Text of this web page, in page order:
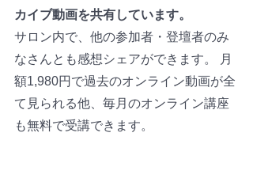
カイブ動画を共有しています。
サロン内で、他の参加者・登壇者のみ
なさんとも感想シェアができます。 月
額1,980円で過去のオンライン動画が全
て見られる他、毎月のオンライン講座
も無料で受講できます。